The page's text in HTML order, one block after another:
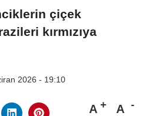
çiçek
kırmızıya
2026 - 19:10
A A